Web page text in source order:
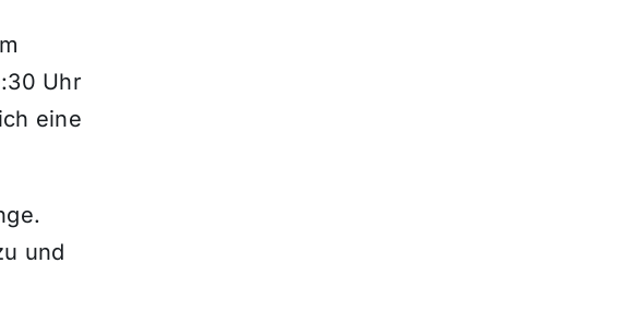
Uhr
eine
und